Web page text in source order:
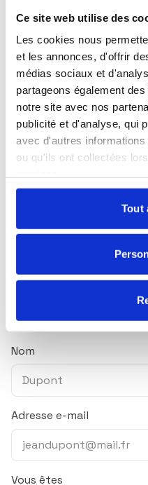
Ce site web utilise des
Les cookies nous
et les annonces, d'offrir
médias sociaux et
partageons également
notre site avec nos
publicité et d'analyse, qui
avec d'autres
ou qu'ils ont collectées
Tout
Restez informés
Sélectionnez les
abonnez-vous pour les
Toutes nos actualités
Marché du lundi
Mensuel Ecofi
Newsletter trimestrielle
Prénom
Nom
Adresse e-mail
Vous êtes